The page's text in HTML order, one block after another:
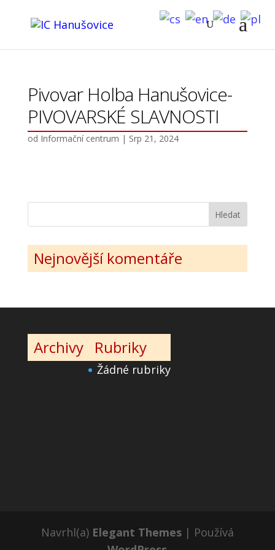
Pivovar Holba Hanušovice-
PIVOVARSKÉ SLAVNOSTI
od Informační centrum | Srp 21, 2024
Nejnovější komentáře
Archivy Rubriky
Žádné rubriky
Navrhl(a) Elegant Themes| Používá